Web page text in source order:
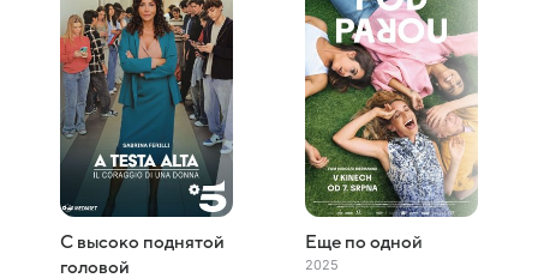
С высоко поднятой
головой
Еще по одной
2025